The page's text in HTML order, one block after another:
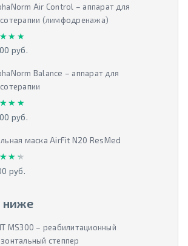
Air Control – аппарат для
(лимфодренажа)
руб.
Balance – аппарат для
руб.
маска AirFit N20 ResMed
руб.
ниже
MS300 – реабилитационный
степпер